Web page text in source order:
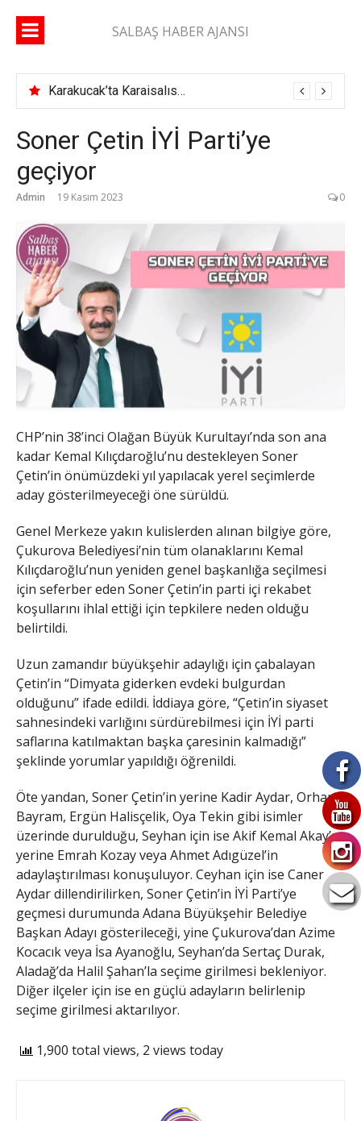
SALBAŞ HABER AJANSI
Karakucak’ta Karaisalıspor fırtınası
Soner Çetin İYİ Parti’ye
geçiyor
Admin 19 Kasım 2023 0
CHP’nin 38’inci Olağan Büyük Kurultayı’nda son ana
kadar Kemal Kılıçdaroğlu’nu destekleyen Soner
Çetin’in önümüzdeki yıl yapılacak yerel seçimlerde
aday gösterilmeyeceği öne sürüldü.
Genel Merkeze yakın kulislerden alınan bilgiye göre,
Çukurova Belediyesi’nin tüm olanaklarını Kemal
Kılıçdaroğlu’nun yeniden genel başkanlığa seçilmesi
için seferber eden Soner Çetin’in parti içi rekabet
koşullarını ihlal ettiği için tepkilere neden olduğu
belirtildi.
Uzun zamandır büyükşehir adaylığı için çabalayan
Çetin’in “Dimyata giderken evdeki bulgurdan
olduğunu” ifade edildi. İddiaya göre, “Çetin’in siyaset
sahnesindeki varlığını sürdürebilmesi için İYİ parti
saflarına katılmaktan başka çaresinin kalmadığı”
şeklinde yorumlar yapıldığı öğrenildi.
Öte yandan, Soner Çetin’in yerine Kadir Aydar, Orhan
Bayram, Ergün Halisçelik, Oya Tekin gibi isimler
üzerinde durulduğu, Seyhan için ise Akif Kemal Akay’ın
yerine Emrah Kozay veya Ahmet Adıgüzel’in
adaylaştırılması konuşuluyor. Ceyhan için ise Caner
Aydar dillendirilirken, Soner Çetin’in İYİ Parti’ye
geçmesi durumunda Adana Büyükşehir Belediye
Başkan Adayı gösterileceği, yine Çukurova’dan Azime
Kocacık veya İsa Ayanoğlu, Seyhan’da Sertaç Durak,
Aladağ’da Halil Şahan’la seçime girilmesi bekleniyor.
Diğer ilçeler için ise en güçlü adayların belirlenip
seçime girilmesi aktarılıyor.
1,900 total views, 2 views today